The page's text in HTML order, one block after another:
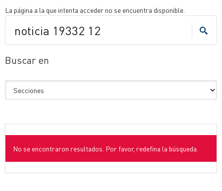
La página a la que intenta acceder no se encuentra disponible.
Buscar en
No se encontraron resultados. Por favor, redefina la búsqueda.